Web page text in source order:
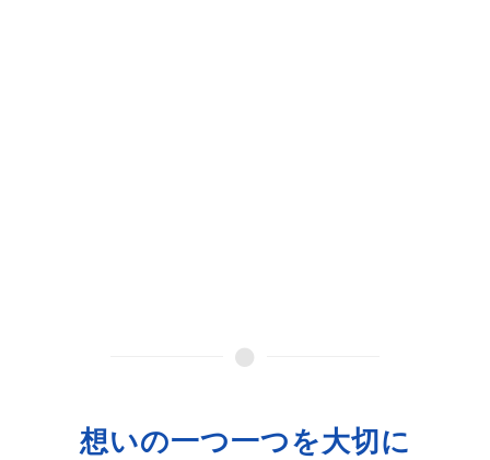
想いの一つ一つを大切に